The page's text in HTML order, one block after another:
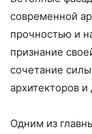
современной
прочностью и
признание
сочетание
архитекторов
Одним из